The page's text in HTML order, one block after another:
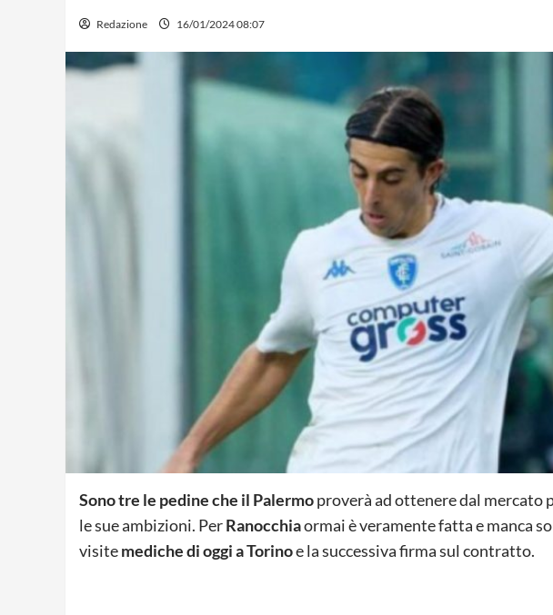
Redazione 16/01/2024 08:07
Sono tre le pedine che il Palermoproverà ad ottenere dal mercato
le sue ambizioni. PerRanocchiaormai è veramente fatta e manca
visitemediche di oggi a Torinoe la successiva firma sul contratto.